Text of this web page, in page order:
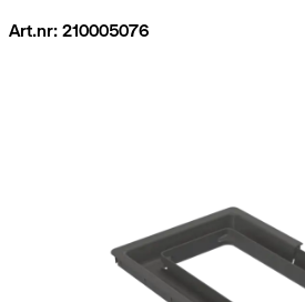
Art.nr: 210005076